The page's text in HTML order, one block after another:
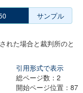
サンプル
れた場合と裁判所のと
引用形式で表示
総ページ数：2
開始ページ位置：87